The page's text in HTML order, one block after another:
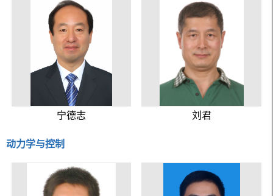
宁德志 刘君
动力学与控制